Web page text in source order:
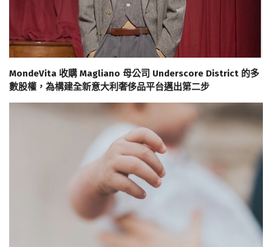
MondeVita 收購 Magliano 母公司 Underscore District 的多
數股權，為構建全新意大利奢侈品平台邁出第二步